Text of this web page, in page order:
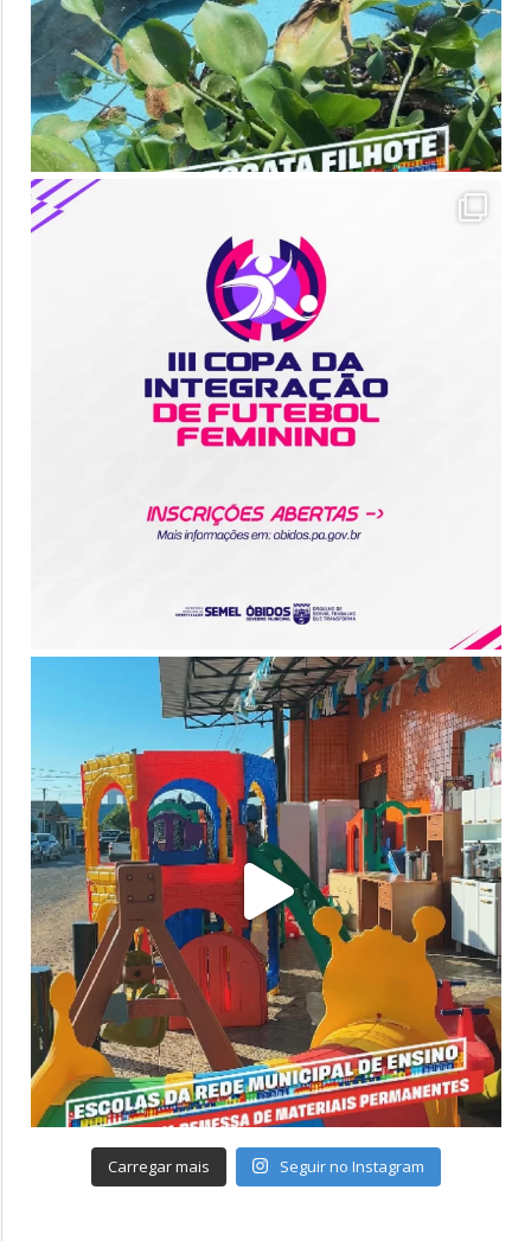
Carregar mais Seguir no Instagram